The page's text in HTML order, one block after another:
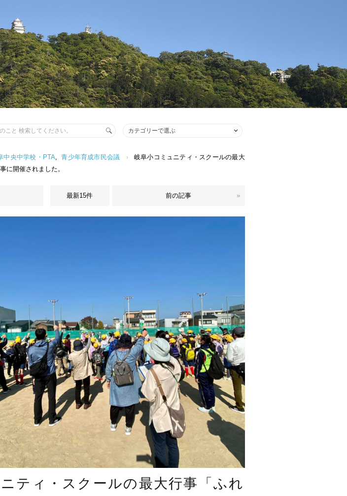
中央中学校・PTA,青少年育成市民会議 ›
岐阜小コミュニティ・スクールの最大
に開催されました。
最新15件 前の記事 »
ティ・スクールの最大行事「ふれ